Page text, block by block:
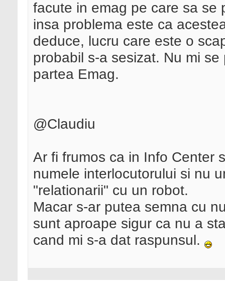
facute in emag pe care sa se
insa problema este ca
deduce, lucru care este o
probabil s-a sesizat. Nu mi
partea Emag.
@Claudiu
Ar fi frumos ca in Info Center
numele interlocutorului si nu
"relationarii" cu un robot.
Macar s-ar putea semna cu
sunt aproape sigur ca nu a
cand mi s-a dat raspunsul.